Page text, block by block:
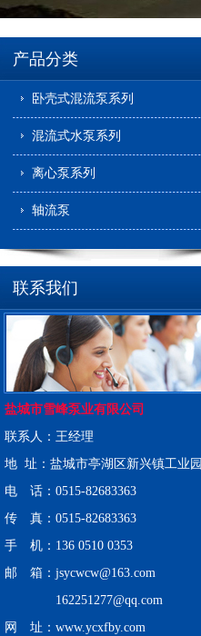
产品分类
卧壳式混流泵系列
混流式水泵系列
离心泵系列
轴流泵
联系我们
盐城市雪峰泵业有限公司
联系人：王经理
地 址：盐城市亭湖区新兴镇工业园
电 话：0515-82683363
传 真：0515-82683363
手 机：136 0510 0353
邮 箱：jsycwcw@163.com
162251277@qq.com
网 址：www.ycxfby.com